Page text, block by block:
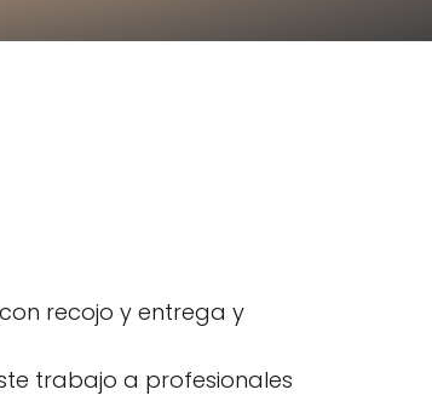
recojo y entrega y
trabajo a profesionales